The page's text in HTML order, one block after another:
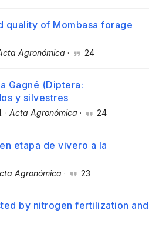
of Mombasa forage
Agronómica · 24
Gagné (Diptera:
y silvestres
· Acta Agronómica · 24
etapa de vivero a la
Agronómica · 23
by nitrogen fertilization and